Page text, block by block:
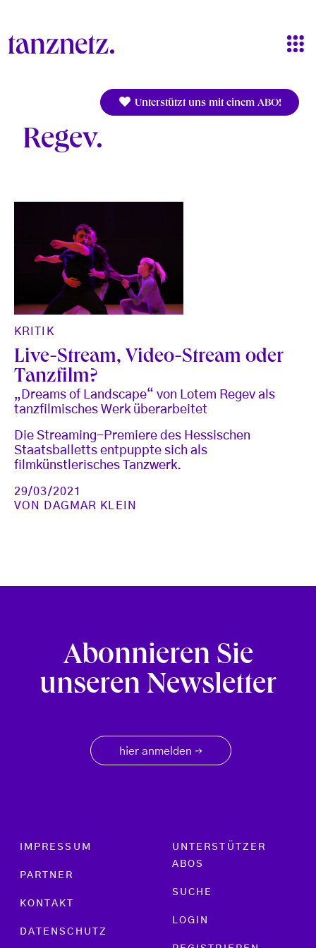
Unterstützt uns mit einem ABO!
Regev
KRITIK
Live-Stream, Video-Stream oder
Tanzfilm?
„Dreams of Landscape“ von Lotem Regev als
tanzfilmisches Werk überarbeitet
Die Streaming-Premiere des Hessischen
Staatsballetts entpuppte sich als
filmkünstlerisches Tanzwerk.
29/03/2021
VON
DAGMAR KLEIN
Abonnieren Sie
unseren Newsletter
hier anmelden →
Footer menu
IMPRESSUM
PARTNER
KONTAKT
DATENSCHUTZ
UNTERSTÜTZER
ABOS
SUCHE
LOGIN